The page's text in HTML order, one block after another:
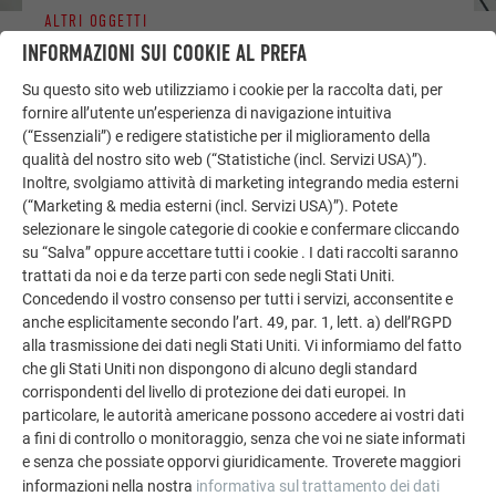
LASCIATI ISPIRARE
ALTRI OGGETTI
La galleria di riferimento PREFA mostra la versatilità
dell’alluminio. Scoprite altri progetti straordinari con le
soluzioni in alluminio durevoli di PREFA per tetti,
impianti solari e facciate.
GUARDA ALTRE REFERENZE
INFORMAZIONI SUI COOKIE AL PREFA
Su questo sito web utilizziamo i cookie per la raccolta dati, per
fornire all’utente un’esperienza di navigazione intuitiva
(“Essenziali”) e redigere statistiche per il miglioramento della
qualità del nostro sito web (“Statistiche (incl. Servizi USA)”).
Inoltre, svolgiamo attività di marketing integrando media esterni
(“Marketing & media esterni (incl. Servizi USA)”). Potete
selezionare le singole categorie di cookie e confermare cliccando
su “Salva” oppure accettare tutti i cookie . I dati raccolti saranno
trattati da noi e da terze parti con sede negli Stati Uniti.
Concedendo il vostro consenso per tutti i servizi, acconsentite e
anche esplicitamente secondo l’art. 49, par. 1, lett. a) dell’RGPD
alla trasmissione dei dati negli Stati Uniti. Vi informiamo del fatto
che gli Stati Uniti non dispongono di alcuno degli standard
corrispondenti del livello di protezione dei dati europei. In
particolare, le autorità americane possono accedere ai vostri dati
a fini di controllo o monitoraggio, senza che voi ne siate informati
e senza che possiate opporvi giuridicamente. Troverete maggiori
informazioni nella nostra informativa sul trattamento dei dati